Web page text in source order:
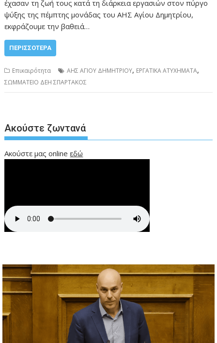
έχασαν τη ζωή τους κατά τη διάρκεια εργασιών στον πύργο
ψύξης της πέμπτης μονάδας του ΑΗΣ Αγίου Δημητρίου,
εκφράζουμε την βαθειά…
ΠΕΡΙΣΣΌΤΕΡΑ
Επικαιρότητα ΑΗΣ ΑΓΙΟΥ ΔΗΜΗΤΡΙΟΥ, ΕΡΓΑΤΙΚΑ ΑΤΥΧΗΜΑΤΑ,
ΣΩΜΜΑΤΕΙΟ ΔΕΗ ΣΠΑΡΤΑΚΟΣ
Ακούστε ζωντανά
Ακούστε μας onlineεδώ